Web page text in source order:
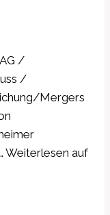
/
/
Mergers
Weiterlesen auf